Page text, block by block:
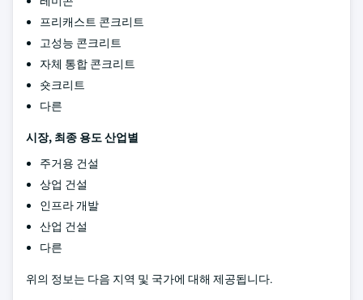
프리캐스트 콘크리트
고성능 콘크리트
자체 통합 콘크리트
숏크리트
다른
시장, 최종 용도 산업별
주거용 건설
상업 건설
인프라 개발
산업 건설
다른
위의 정보는 다음 지역 및 국가에 대해 제공됩니다.